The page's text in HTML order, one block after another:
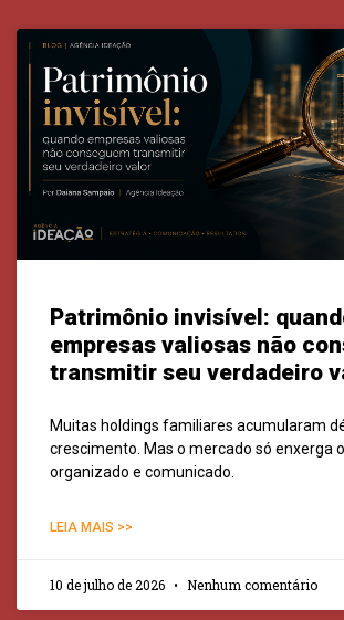
Patrimônio invisível:
empresas valiosas não
transmitir seu verdadeiro
Muitas holdings familiares acumularam
crescimento. Mas o mercado só enxerga
organizado e comunicado.
LEIA MAIS >>
10 de julho de 2026 Nenhum comentário